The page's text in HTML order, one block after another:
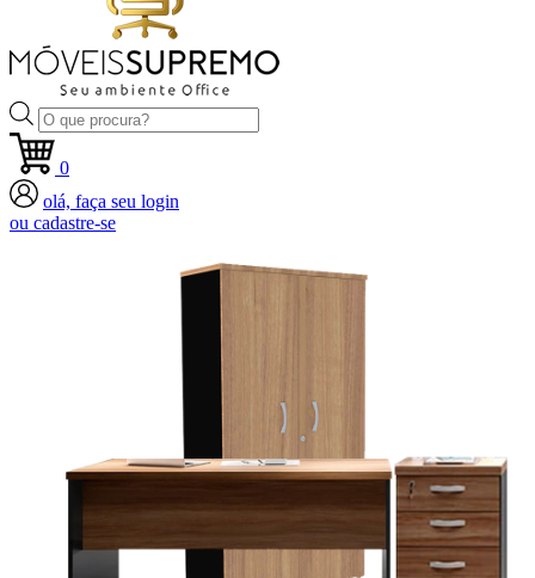
Pesquisar
produtos
0
olá, faça seu login
ou cadastre-se